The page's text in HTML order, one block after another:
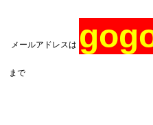
メールアドレスは
まで